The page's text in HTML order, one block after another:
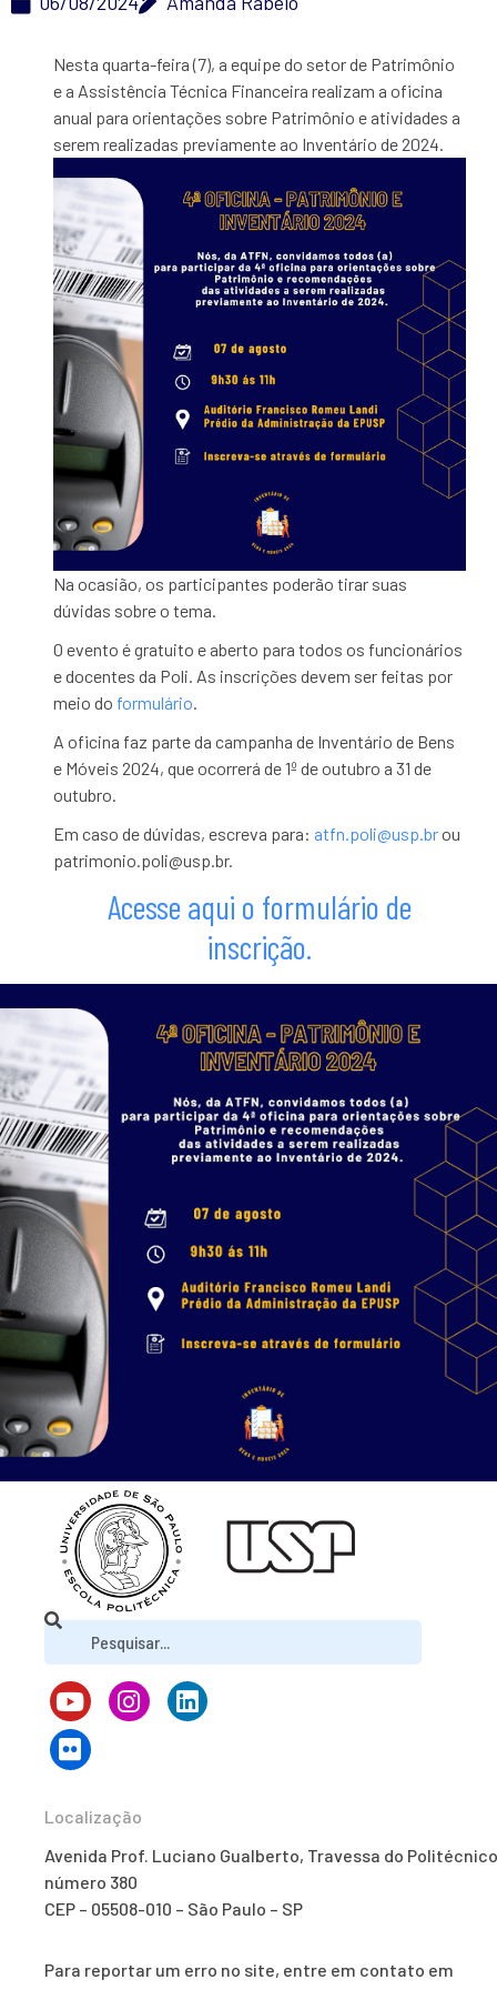
Nesta quarta-feira (7), a equipe do setor de Patrimônio
e a Assistência Técnica Financeira realizam a oficina
anual para orientações sobre Patrimônio e atividades a
serem realizadas previamente ao Inventário de 2024.
Na ocasião, os participantes poderão tirar suas
dúvidas sobre o tema.
O evento é gratuito e aberto para todos os funcionários
e docentes da Poli. As inscrições devem ser feitas por
meio do formulário.
A oficina faz parte da campanha de Inventário de Bens
e Móveis 2024, que ocorrerá de 1º de outubro a 31 de
outubro.
Em caso de dúvidas, escreva para: atfn.poli@usp.brou
patrimonio.poli@usp.br.
Acesse aqui o formulário de
inscrição.
Localização
Avenida Prof. Luciano Gualberto, Travessa do
número 380
CEP – 05508-010 – São Paulo – SP
Para reportar um erro no site, entre em contato em